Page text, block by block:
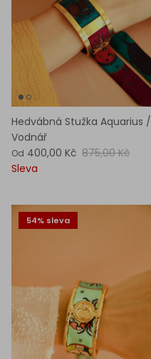
Hedvábná Stužka Aquarius /
Vodnář
Od 400,00 Kč 875,00 Kč
Sleva
54% sleva